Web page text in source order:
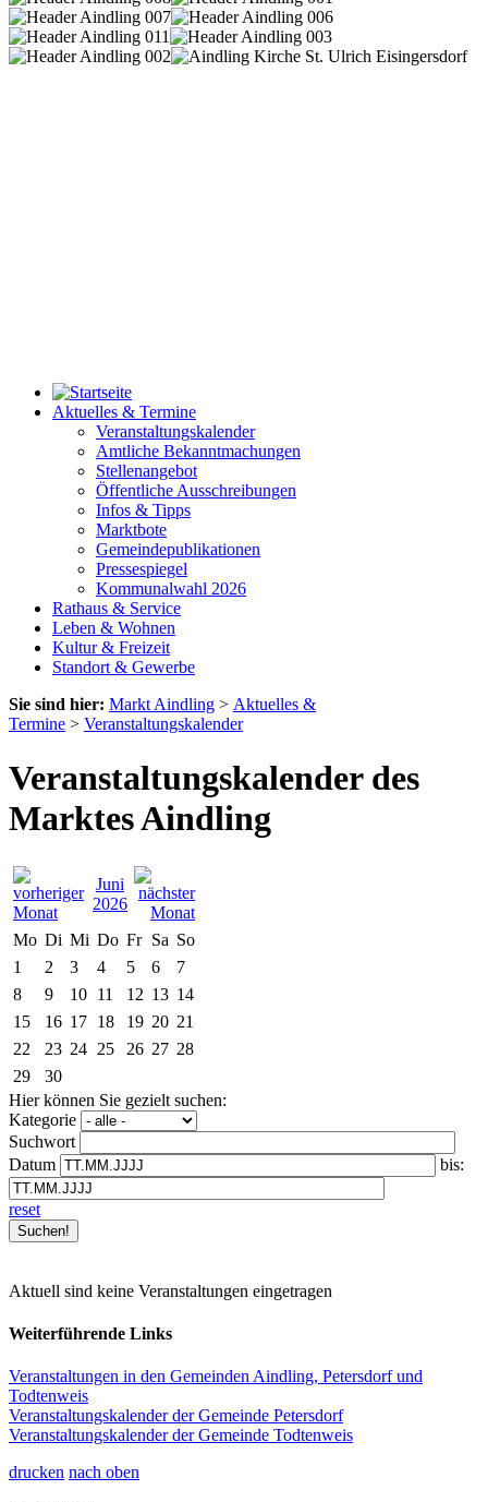
Aktuelles & Termine
Veranstaltungskalender
Amtliche Bekanntmachungen
Stellenangebot
Öffentliche Ausschreibungen
Infos & Tipps
Marktbote
Gemeindepublikationen
Pressespiegel
Kommunalwahl 2026
Rathaus & Service
Leben & Wohnen
Kultur & Freizeit
Standort & Gewerbe
Sie sind hier: Markt Aindling > Aktuelles &
Termine > Veranstaltungskalender
Veranstaltungskalender des
Marktes Aindling
Juni
2026
Mo Di Mi Do Fr Sa So
1
2 3 4 5 6
7
8
9 10 11 12 13 14
15
16 17 18 19 20 21
22
23 24 25 26 27 28
29
30
Hier können Sie gezielt suchen:
Kategorie
Suchwort
Datum
bis:
reset
Aktuell sind keine Veranstaltungen eingetragen
Weiterführende Links
Veranstaltungen in den Gemeinden Aindling, Petersdorf und
Todtenweis
Veranstaltungskalender der Gemeinde Petersdorf
Veranstaltungskalender der Gemeinde Todtenweis
drucken nach oben